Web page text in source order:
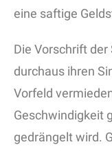
eine saftige
Die Vorschrift
durchaus ihren
Vorfeld
Geschwindigkeit
gedrängelt wird.